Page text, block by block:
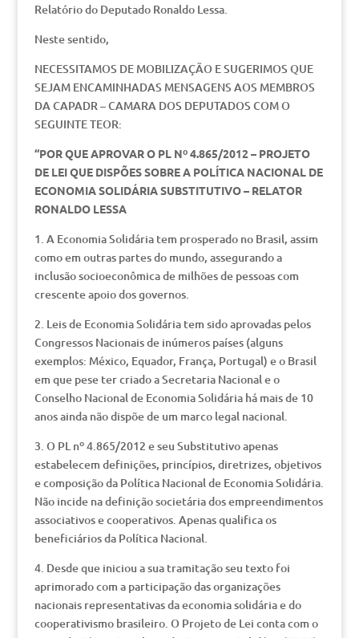
Relatório do Deputado Ronaldo Lessa.
Neste sentido,
NECESSITAMOS DE MOBILIZAÇÃO E SUGERIMOS QUE
SEJAM ENCAMINHADAS MENSAGENS AOS MEMBROS
DA CAPADR – CAMARA DOS DEPUTADOS COM O
SEGUINTE TEOR:
“POR QUE APROVAR O PL Nº 4.865/2012 – PROJETO
DE LEI QUE DISPÕES SOBRE A POLÍTICA NACIONAL DE
ECONOMIA SOLIDÁRIA SUBSTITUTIVO – RELATOR
RONALDO LESSA
1. A Economia Solidária tem prosperado no Brasil, assim
como em outras partes do mundo, assegurando a
inclusão socioeconômica de milhões de pessoas com
crescente apoio dos governos.
2. Leis de Economia Solidária tem sido aprovadas pelos
Congressos Nacionais de inúmeros países (alguns
exemplos: México, Equador, França, Portugal) e o Brasil
em que pese ter criado a Secretaria Nacional e o
Conselho Nacional de Economia Solidária há mais de 10
anos ainda não dispõe de um marco legal nacional.
3. O PL nº 4.865/2012 e seu Substitutivo apenas
estabelecem definições, princípios, diretrizes, objetivos
e composição da Política Nacional de Economia Solidária.
Não incide na definição societária dos empreendimentos
associativos e cooperativos. Apenas qualifica os
beneficiários da Política Nacional.
4. Desde que iniciou a sua tramitação seu texto foi
aprimorado com a participação das organizações
nacionais representativas da economia solidária e do
cooperativismo brasileiro. O Projeto de Lei conta com o